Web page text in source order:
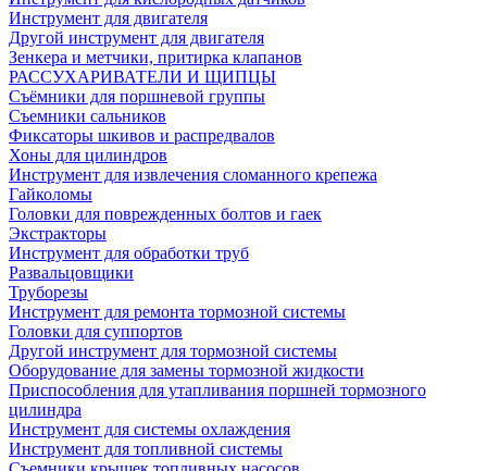
Инструмент для двигателя
Другой инструмент для двигателя
Зенкера и метчики, притирка клапанов
РАССУХАРИВАТЕЛИ И ЩИПЦЫ
Съёмники для поршневой группы
Съемники сальников
Фиксаторы шкивов и распредвалов
Хоны для цилиндров
Инструмент для извлечения сломанного крепежа
Гайколомы
Головки для поврежденных болтов и гаек
Экстракторы
Инструмент для обработки труб
Развальцовщики
Труборезы
Инструмент для ремонта тормозной системы
Головки для суппортов
Другой инструмент для тормозной системы
Оборудование для замены тормозной жидкости
Приспособления для утапливания поршней тормозного
цилиндра
Инструмент для системы охлаждения
Инструмент для топливной системы